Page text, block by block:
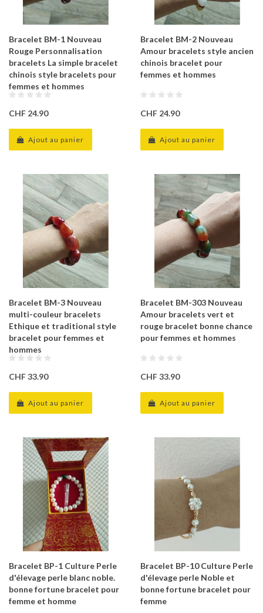
Bracelet BM-1 Nouveau
Rouge Personnalisation
bracelets La simple bracelet
chinois style bracelets pour
femmes et hommes
CHF 24.90
Ajout au panier
Bracelet BM-2 Nouveau
Amour bracelets style ancien
chinois bracelet pour
femmes et hommes
CHF 24.90
Ajout au panier
Bracelet BM-3 Nouveau
multi-couleur bracelets
Ethique et traditional style
bracelet pour femmes et
hommes
CHF 33.90
Ajout au panier
Bracelet BM-303 Nouveau
Amour bracelets vert et
rouge bracelet bonne chance
pour femmes et hommes
CHF 33.90
Ajout au panier
Bracelet BP-1 Culture Perle
d'élevage perle blanc noble.
bonne fortune bracelet pour
femme et homme
Bracelet BP-10 Culture Perle
d'élevage perle Noble et
bonne fortune bracelet pour
femme